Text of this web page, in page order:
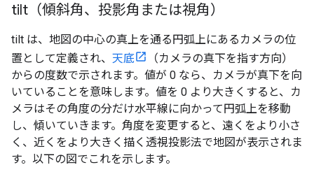
tilt（傾斜角、投影角または視角）
tilt は、地図の中心の真上を通る円弧上にあるカメラの位
置として定義され、 天底
（カメラの真下を指す方向）
からの度数で示されます。値が 0 なら、カメラが真下を向
いていることを意味します。値を 0 より大きくすると、カ
メラはその角度の分だけ水平線に向かって円弧上を移動
し、傾いていきます。角度を変更すると、遠くをより小さ
く、近くをより大きく描く透視投影法で地図が表示されま
す。以下の図でこれを示します。